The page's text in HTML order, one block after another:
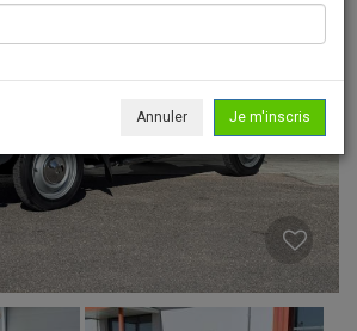
Annuler Je m'inscris